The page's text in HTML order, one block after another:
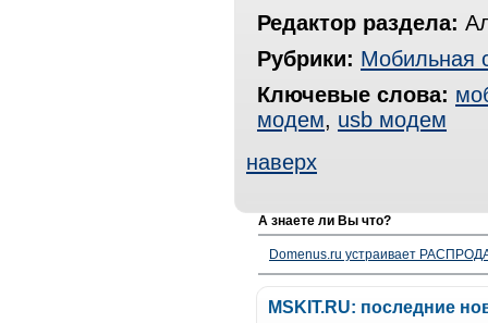
Редактор раздела:
Рубрики: Мобильная
Ключевые слова:
модем, usb модем
наверх
А знаете ли Вы что?
Domenus.ru устраивает
MSKIT.RU: последние